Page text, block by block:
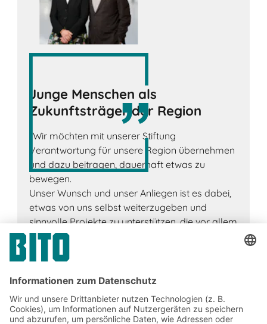
Junge Menschen als
Zukunftsträger der Region
"Wir möchten mit unserer Stiftung
Verantwortung für unsere Region übernehmen
und dazu beitragen, dauerhaft etwas zu
bewegen.
Unser Wunsch und unser Anliegen ist es dabei,
etwas von uns selbst weiterzugeben und
sinnvolle Projekte zu unterstützen, die vor allem
den jungen Menschen als Zukunftsträger der
Sabine und Fritz Bittmann
Gründer der Bittmann-Stiftung